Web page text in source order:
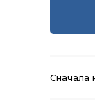
Сначала